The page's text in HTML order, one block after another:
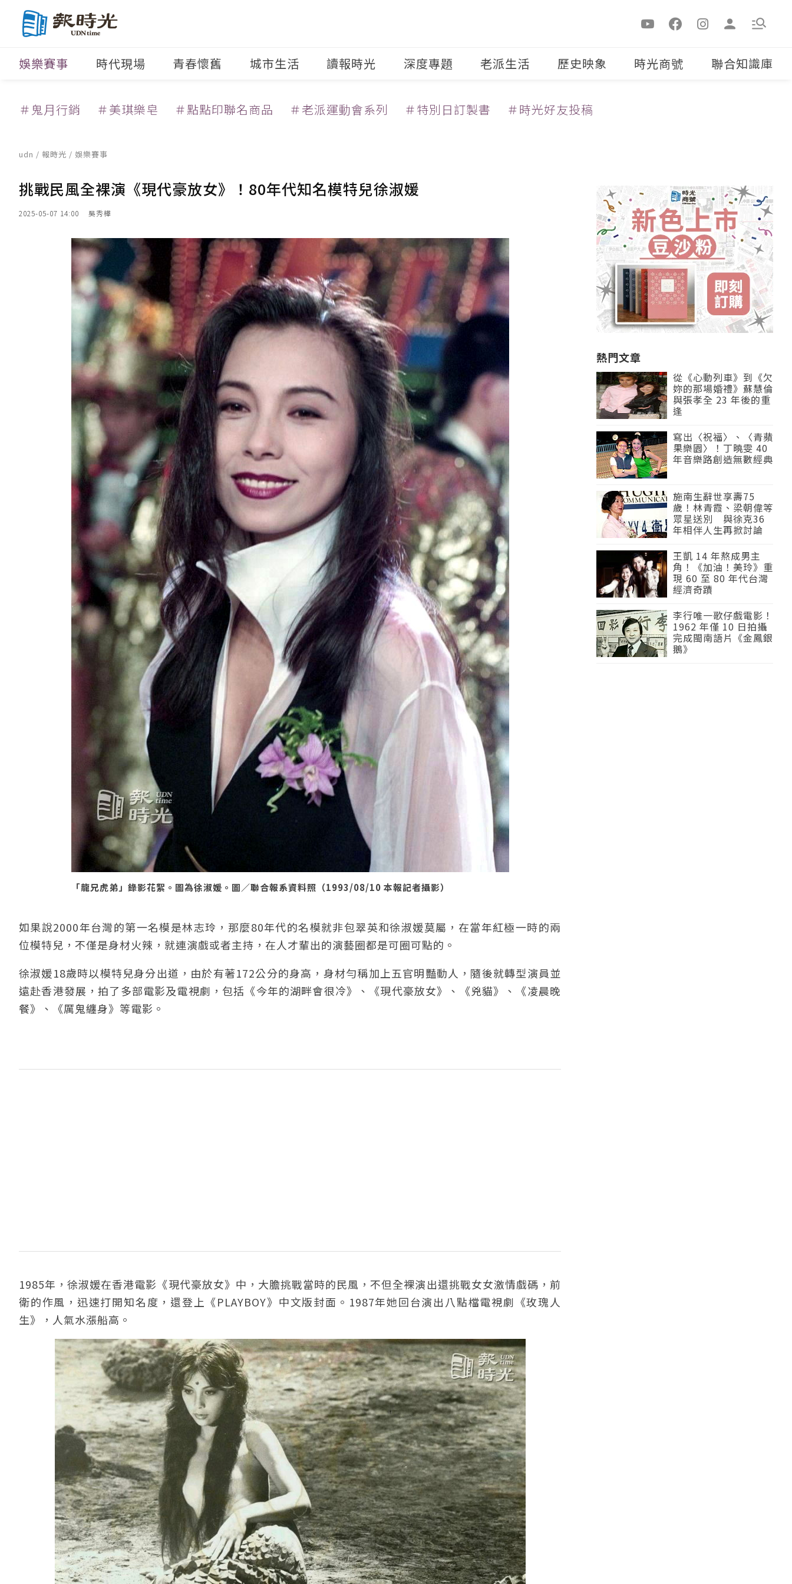
娛樂賽事 時代現場 青春懷舊 城市生活 讀報時光 深度專題 老派生活 歷史映象 時光商號 聯合知識庫
＃鬼月行銷 ＃美琪樂皂 ＃點點印聯名商品 ＃老派運動會系列 ＃特別日訂製書 ＃時光好友投稿
udn / 報時光 / 娛樂賽事
挑戰民風全裸演《現代豪放女》！80年代知名模特兒徐淑媛
2025-05-07 14:00 吳秀樺
「龍兄虎弟」錄影花絮。圖為徐淑媛。圖／聯合報系資料照（1993/08/10 本報記者攝影）
如果說2000年台灣的第一名模是林志玲，那麼80年代的名模就非包翠英和徐淑媛莫屬，在當年紅極一時的兩
位模特兒，不僅是身材火辣，就連演戲或者主持，在人才輩出的演藝圈都是可圈可點的。
徐淑媛18歲時以模特兒身分出道，由於有著172公分的身高，身材勻稱加上五官明豔動人，隨後就轉型演員並
遠赴香港發展，拍了多部電影及電視劇，包括《今年的湖畔會很冷》、《現代豪放女》、《兇貓》、《凌晨晚
餐》、《厲鬼纏身》等電影。
1985年，徐淑媛在香港電影《現代豪放女》中，大膽挑戰當時的民風，不但全裸演出還挑戰女女激情戲碼，前
衛的作風，迅速打開知名度，還登上《PLAYBOY》中文版封面。1987年她回台演出八點檔電視劇《玫瑰人
生》，人氣水漲船高。
熱門文章
從《心動列車》到《欠
妳的那場婚禮》蘇慧倫
與張孝全 23 年後的重
逢
寫出〈祝福〉、〈青蘋
果樂園〉！丁曉雯 40
年音樂路創造無數經典
施南生辭世享壽75
歲！林青霞、梁朝偉等
眾星送別 與徐克36
年相伴人生再掀討論
王凱 14 年熬成男主
角！《加油！美玲》重
現 60 至 80 年代台灣
經濟奇蹟
李行唯一歌仔戲電影！
1962 年僅 10 日拍攝
完成閩南語片《金鳳銀
鵝》